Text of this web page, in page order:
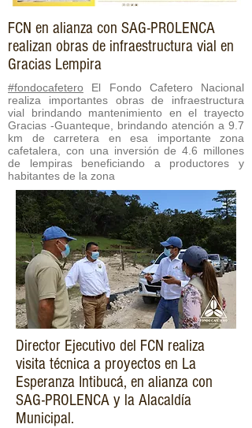
FCN en alianza con SAG-PROLENCA
realizan obras de infraestructura vial en
Gracias Lempira
#fondocafetero El Fondo Cafetero Nacional
realiza importantes obras de infraestructura
vial brindando mantenimiento en el trayecto
Gracias -Guanteque, brindando atención a 9.7
km de carretera en esa importante zona
cafetalera, con una inversión de 4.6 millones
de lempiras beneficiando a productores y
habitantes de la zona
Director Ejecutivo del FCN realiza
visita técnica a proyectos en La
Esperanza Intibucá, en alianza con
SAG-PROLENCA y la Alacaldía
Municipal.